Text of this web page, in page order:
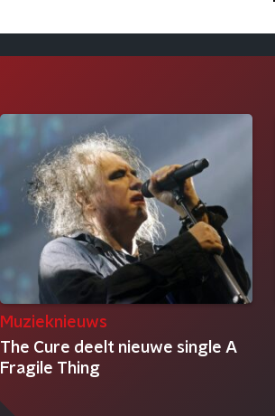
Muzieknieuws
The Cure deelt nieuwe single A
Fragile Thing